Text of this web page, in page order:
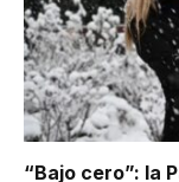
“Bajo cero”: la